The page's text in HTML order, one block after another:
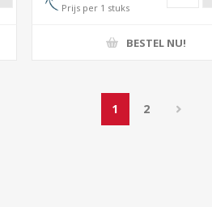
Prijs per 1 stuks
BESTEL NU!
1 2